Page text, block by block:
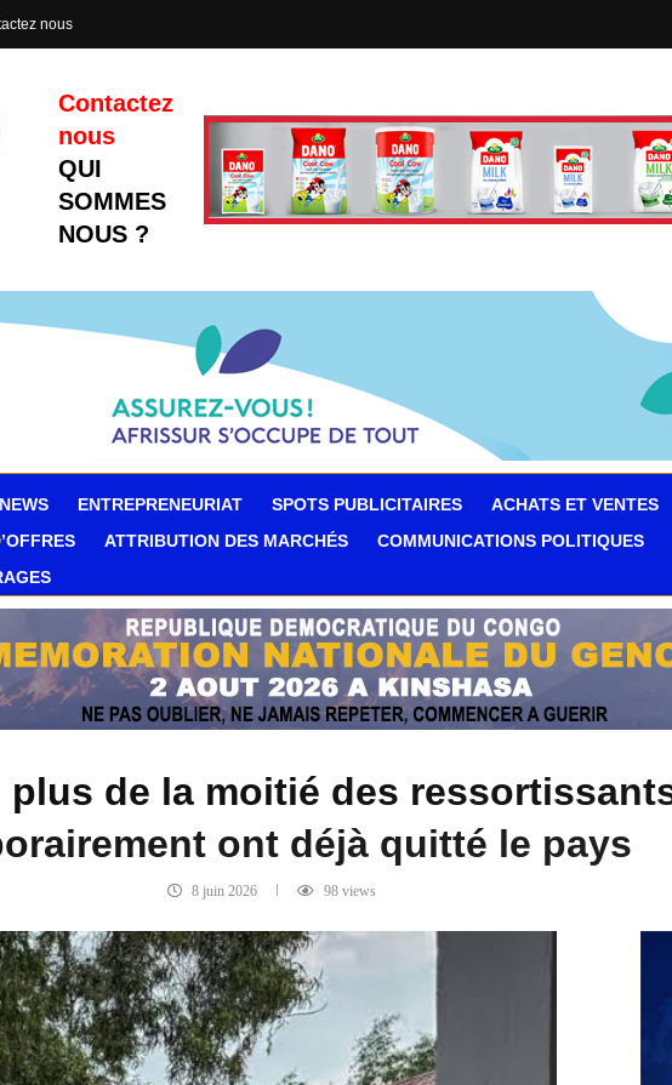
nous
Contactez
nous
QUI
SOMMES
NOUS ?
ENTREPRENEURIAT SPOTS PUBLICITAIRES ACHATS ET VENTES
ATTRIBUTION DES MARCHÉS COMMUNICATIONS POLITIQUES
plus de la moitié des
ont déjà quitté le pays
8 juin 2026 98 views